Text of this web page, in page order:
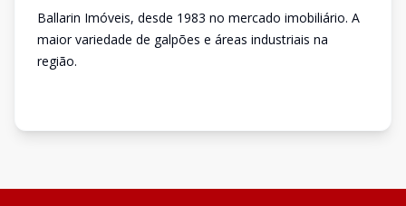
Ballarin Imóveis, desde 1983 no mercado imobiliário. A
maior variedade de galpões e áreas industriais na
região.